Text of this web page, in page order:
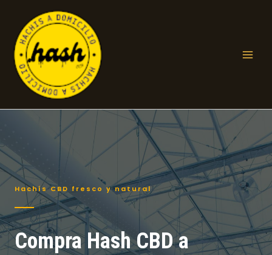
contenido
Hachís CBD fresco y natural
Compra Hash CBD a